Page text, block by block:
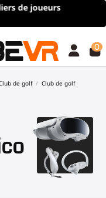
de plus de 100€/115$
0
de golf
Club de golf